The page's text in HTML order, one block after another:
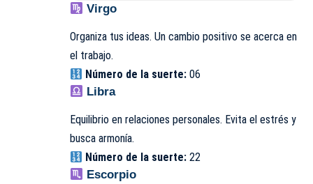
Virgo
Organiza tus ideas. Un cambio positivo se acerca en
el trabajo.
Número de la suerte: 06
Libra
Equilibrio en relaciones personales. Evita el estrés y
busca armonía.
Número de la suerte: 22
Escorpio